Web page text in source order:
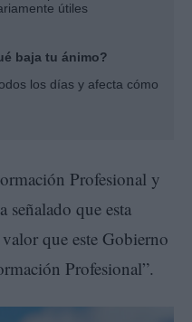
útiles
baja tu ánimo?
los días y afecta cómo
Profesional y
que esta
que este Gobierno
Profesional”.